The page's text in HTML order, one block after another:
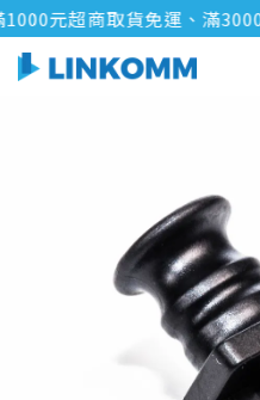
元超商取貨免運、滿3000